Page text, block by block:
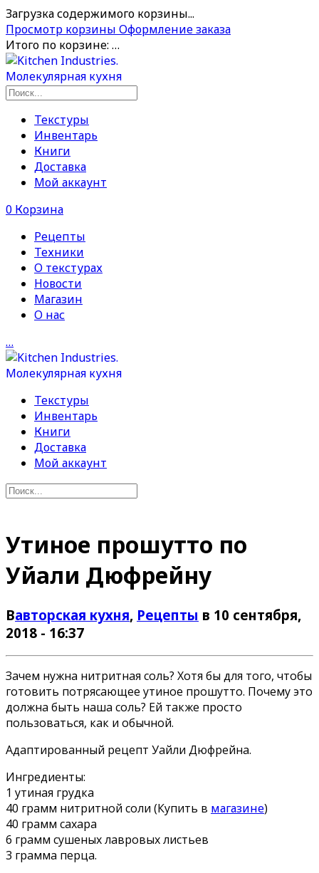
Загрузка содержимого корзины...
Просмотр корзины Оформление заказа
Итого по корзине: …
Текстуры
Инвентарь
Книги
Доставка
Мой аккаунт
0 Корзина
Рецепты
Техники
О текстурах
Новости
Магазин
О нас
…
Текстуры
Инвентарь
Книги
Доставка
Мой аккаунт
Утиное прошутто по
Уйали Дюфрейну
Вавторская кухня, Рецепты в 10 сентября,
2018 - 16:37
Зачем нужна нитритная соль? Хотя бы для того, чтобы
готовить потрясающее утиное прошутто. Почему это
должна быть наша соль? Ей также просто
пользоваться, как и обычной.
Адаптированный рецепт Уайли Дюфрейна.
Ингредиенты:
1 утиная грудка
40 грамм нитритной соли (Купить в магазине)
40 грамм сахара
6 грамм сушеных лавровых листьев
3 грамма перца.